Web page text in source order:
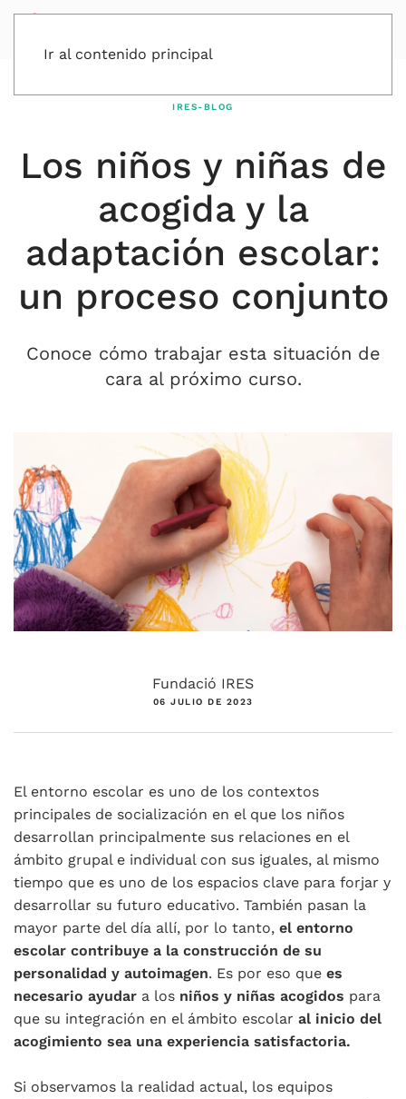
Ir al contenido principal
IRES-BLOG
Los niños y niñas de
acogida y la
adaptación escolar:
un proceso conjunto
Conoce cómo trabajar esta situación de
cara al próximo curso.
Fundació IRES
06 JULIO DE 2023
El entorno escolar es uno de los contextos
principales de socialización en el que los niños
desarrollan principalmente sus relaciones en el
ámbito grupal e individual con sus iguales, al mismo
tiempo que es uno de los espacios clave para forjar y
desarrollar su futuro educativo. También pasan la
mayor parte del día allí, por lo tanto, el entorno
escolar contribuye a la construcción de su
personalidad y autoimagen. Es por eso que es
necesario ayudar a los niños y niñas acogidos para
que su integración en el ámbito escolar al inicio del
acogimiento sea una experiencia satisfactoria.
Si observamos la realidad actual, los equipos